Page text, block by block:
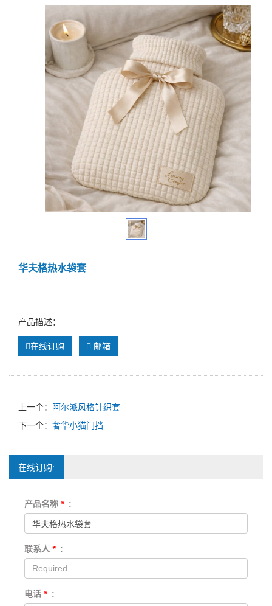
华夫格热水袋套
产品描述：
在线订购 邮箱
上一个：
阿尔派风格针织套
下一个： 奢华小猫门挡
在线订购:
产品名称 * :
联系人 * :
电话 * :